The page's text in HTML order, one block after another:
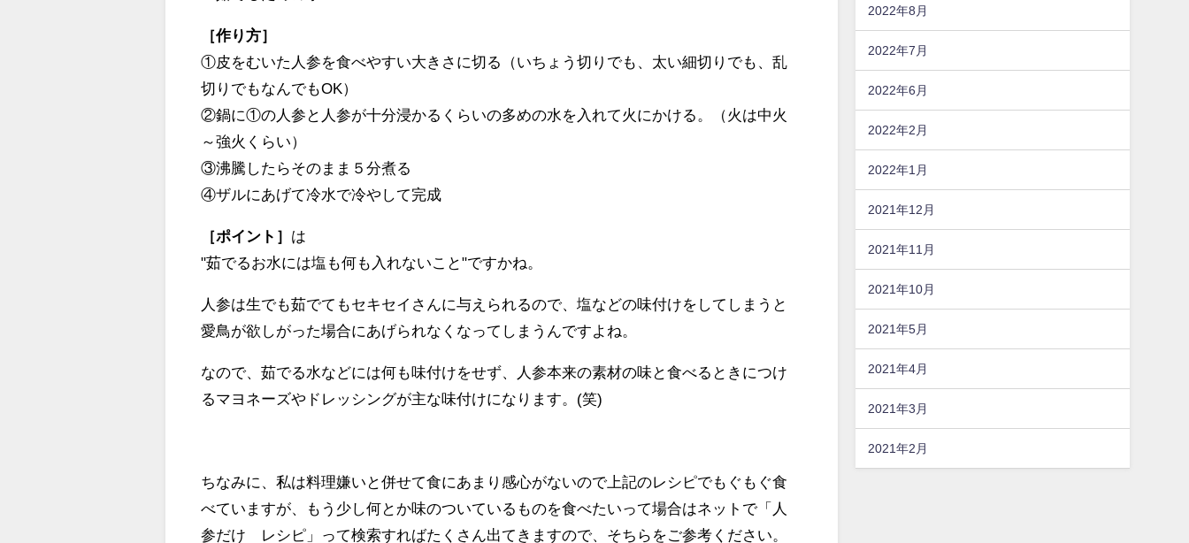
［作り方］
①皮をむいた人参を食べやすい大きさに切る（いちょう切りでも、太い細切りでも、乱
切りでもなんでもOK）
②鍋に①の人参と人参が十分浸かるくらいの多めの水を入れて火にかける。（火は中火
～強火くらい）
③沸騰したらそのまま５分煮る
④ザルにあげて冷水で冷やして完成
［ポイント］ は
"茹でるお水には塩も何も入れないこと"ですかね。
人参は生でも茹でてもセキセイさんに与えられるので、塩などの味付けをしてしまうと
愛鳥が欲しがった場合にあげられなくなってしまうんですよね。
なので、茹でる水などには何も味付けをせず、人参本来の素材の味と食べるときにつけ
るマヨネーズやドレッシングが主な味付けになります。(笑)
ちなみに、私は料理嫌いと併せて食にあまり感心がないので上記のレシピでもぐもぐ食
べていますが、もう少し何とか味のついているものを食べたいって場合はネットで「人
参だけ レシピ」って検索すればたくさん出てきますので、そちらをご参考ください。
2022年8月
2022年7月
2022年6月
2022年2月
2022年1月
2021年12月
2021年11月
2021年10月
2021年5月
2021年4月
2021年3月
2021年2月